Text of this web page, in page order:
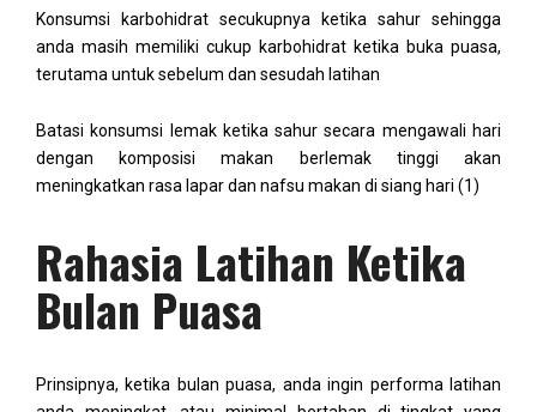
Konsumsi karbohidrat secukupnya ketika sahur sehingga
anda masih memiliki cukup karbohidrat ketika buka puasa,
terutama untuk sebelum dan sesudah latihan
Batasi konsumsi lemak ketika sahur secara mengawali hari
dengan komposisi makan berlemak tinggi akan
meningkatkan rasa lapar dan nafsu makan di siang hari (1)
Rahasia Latihan Ketika
Bulan Puasa
Prinsipnya, ketika bulan puasa, anda ingin performa latihan